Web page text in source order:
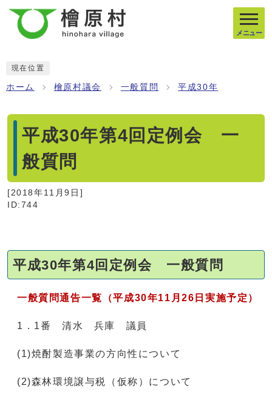
メニュー
現在位置
ホーム 檜原村議会 一般質問 平成30年
平成30年第4回定例会 一
般質問
[2018年11月9日 ]
ID:744
平成30年第4回定例会 一般質問
一般質問通告一覧（平成30年11月26日実施予定）
1．1番 清水 兵庫 議員
(1)焼酎製造事業の方向性について
(2)森林環境譲与税（仮称）について